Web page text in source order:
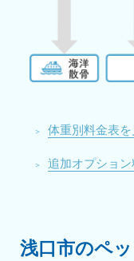
体重別料金表を
追加オプショ
浅口市のペ